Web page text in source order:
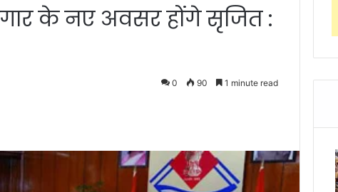
के नए अवसर होंगे सृजित :
0 90 1 minute read